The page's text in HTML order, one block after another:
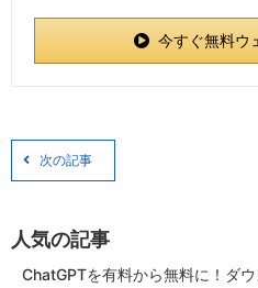
今すぐ無料ウ
次の記事
人気の記事
ChatGPTを有料から無料に！ダ